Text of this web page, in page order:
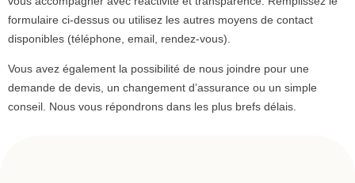
formulaire ci-dessus ou utilisez les autres moyens de contact
disponibles (téléphone, email, rendez-vous).
Vous avez également la possibilité de nous joindre pour une
demande de devis, un changement d’assurance ou un simple
conseil. Nous vous répondrons dans les plus brefs délais.